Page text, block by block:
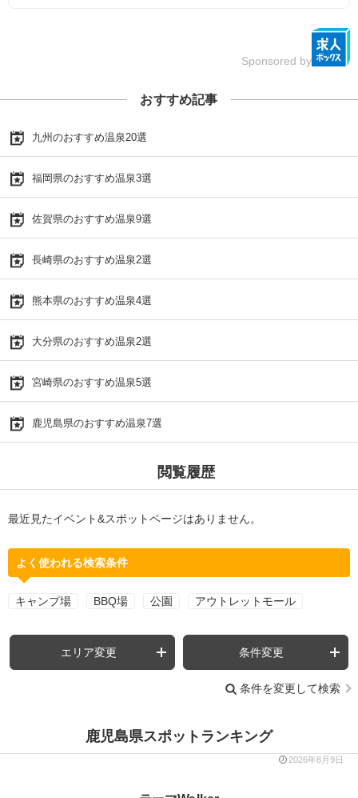
Sponsored by
おすすめ記事
九州のおすすめ温泉20選
福岡県のおすすめ温泉3選
佐賀県のおすすめ温泉9選
長崎県のおすすめ温泉2選
熊本県のおすすめ温泉4選
大分県のおすすめ温泉2選
宮崎県のおすすめ温泉5選
鹿児島県のおすすめ温泉7選
閲覧履歴
最近見たイベント&スポットページはありません。
よく使われる検索条件
キャンプ場 BBQ場 公園 アウトレットモール
エリア変更 条件変更
条件を変更して検索
鹿児島県スポットランキング
2026年8月9日